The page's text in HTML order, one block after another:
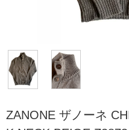
ZANONE ザノーネ